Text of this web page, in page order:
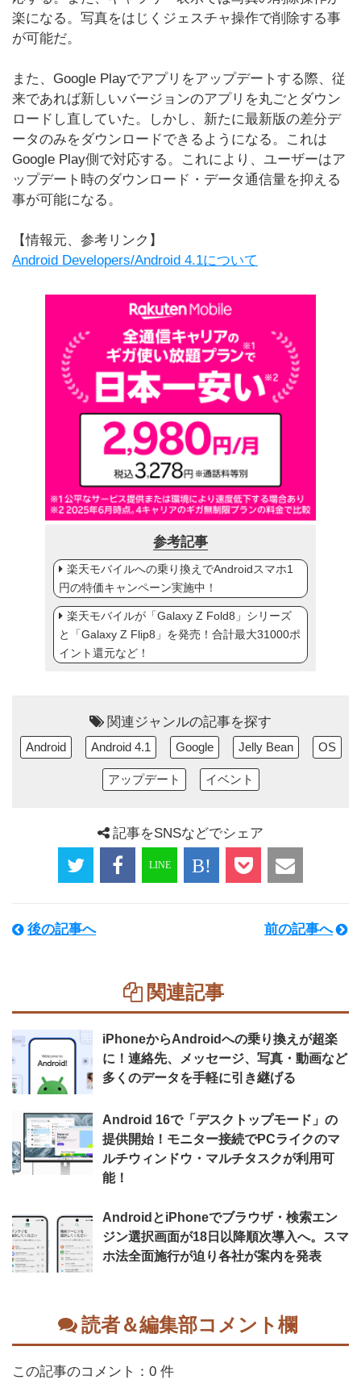
楽になる。写真をはじくジェスチャ操作で削除する事
が可能だ。
また、Google Playでアプリをアップデートする際、従
来であれば新しいバージョンのアプリを丸ごとダウン
ロードし直していた。しかし、新たに最新版の差分デ
ータのみをダウンロードできるようになる。これは
Google Play側で対応する。これにより、ユーザーはア
ップデート時のダウンロード・データ通信量を抑える
事が可能になる。
【情報元、参考リンク】
Android Developers/Android 4.1について
参考記事
楽天モバイルへの乗り換えでAndroidスマホ1
円の特価キャンペーン実施中！
楽天モバイルが「Galaxy Z Fold8」シリーズ
と「Galaxy Z Flip8」を発売！合計最大31000ポ
イント還元など！
関連ジャンルの記事を探す
Android Android 4.1 Google Jelly Bean OS
アップデート イベント
記事をSNSなどでシェア
後の記事へ 前の記事へ
関連記事
iPhoneからAndroidへの乗り換えが超楽
に！連絡先、メッセージ、写真・動画など
多くのデータを手軽に引き継げる
Android 16で「デスクトップモード」の
提供開始！モニター接続でPCライクのマ
ルチウィンドウ・マルチタスクが利用可
能！
AndroidとiPhoneでブラウザ・検索エン
ジン選択画面が18日以降順次導入へ。スマ
ホ法全面施行が迫り各社が案内を発表
読者＆編集部コメント欄
この記事のコメント：0 件